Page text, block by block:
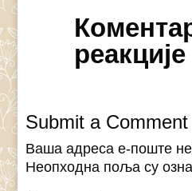
реакције
Submit a Comment
Ваша адреса е-поште
Неопходна поља су